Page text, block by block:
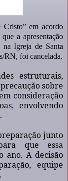
em acordo
a apresentação
Igreja de Santa
RN, foi cancelada.
estruturais,
sobre
consideração
envolvendo
junto
que essa
ano. A decisão
equipe